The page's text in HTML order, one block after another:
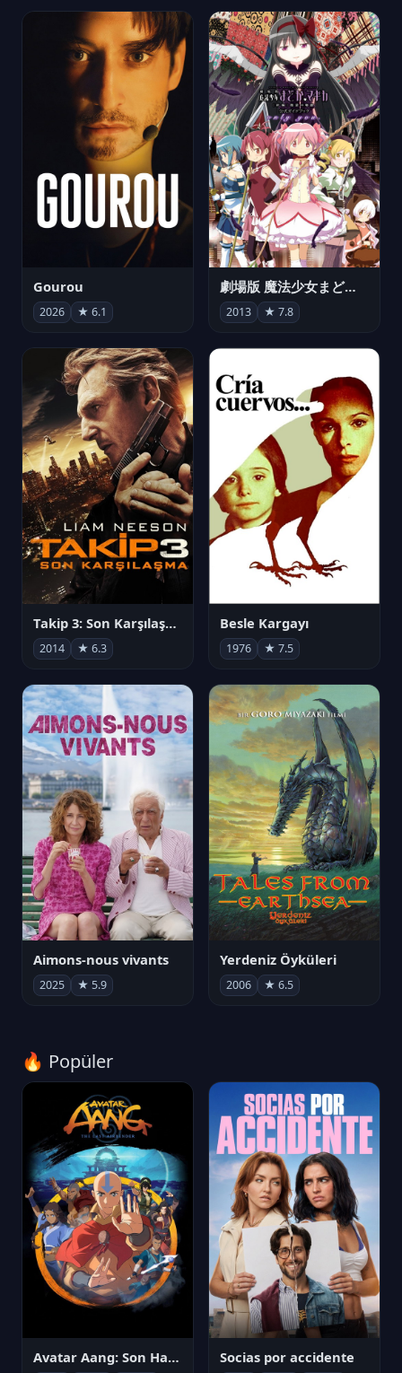
Gourou
2026 ★ 6.1
劇場版 魔法少女まどか☆マギカ[新編]叛逆の物語
2013 ★ 7.8
Takip 3: Son Karşılaşma
2014 ★ 6.3
Besle Kargayı
1976 ★ 7.5
Aimons-nous vivants
2025 ★ 5.9
Yerdeniz Öyküleri
2006 ★ 6.5
🔥 Popüler
Avatar Aang: Son Havabükücü Socias por accidente